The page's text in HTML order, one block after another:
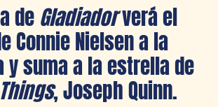
de Gladiadorverá el
Connie Nielsen a la
y suma a la estrella de
, Joseph Quinn.